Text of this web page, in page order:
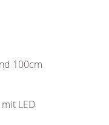
100cm
LED